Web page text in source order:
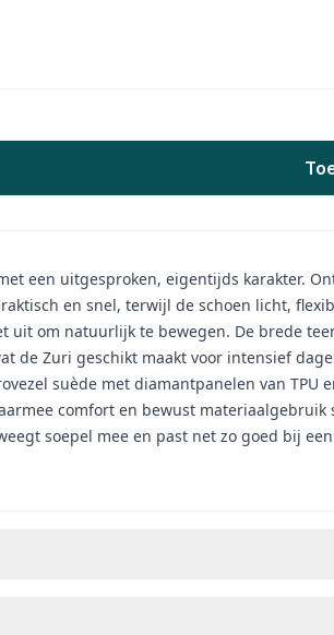
een uitgesproken, eigentijds karakter.
en snel, terwijl de schoen licht,
uit om natuurlijk te bewegen. De brede
de Zuri geschikt maakt voor intensief
suède met diamantpanelen van
comfort en bewust materiaalgebruik
soepel mee en past net zo goed bij